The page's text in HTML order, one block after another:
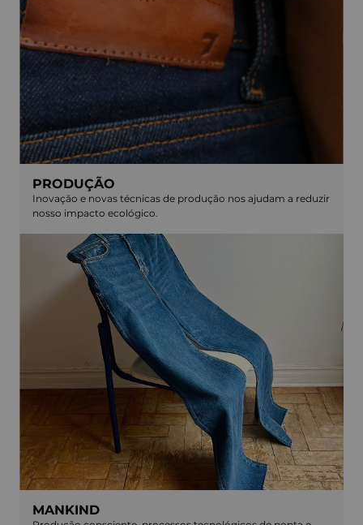
PRODUÇÃO
Inovação e novas técnicas de produção nos ajudam a reduzir
nosso impacto ecológico.
MANKIND